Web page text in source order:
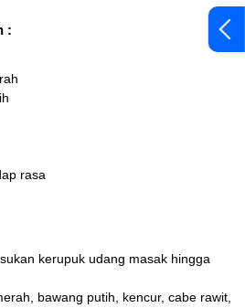
:
rasa
kerupuk udang masak hingga
bawang putih, kencur, cabe rawit,